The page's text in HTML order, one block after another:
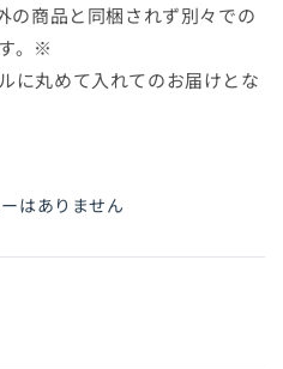
商品と同梱されず別々での
。※
に丸めて入れてのお届けとな
はありません